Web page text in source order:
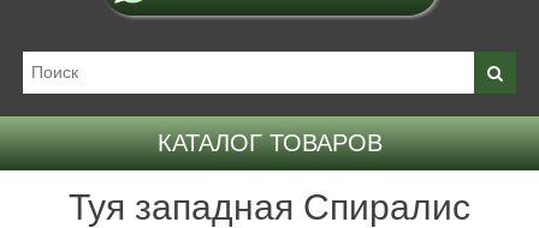
КАТАЛОГ ТОВАРОВ
Туя западная Спиралис